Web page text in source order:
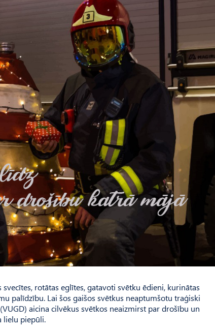
rotātas eglītes, gatavoti svētku ēdieni, kurinātas
palīdzību. Lai šos gaišos svētkus neaptumšotu traģiski
aicina cilvēkus svētkos neaizmirst par drošību un
lielu piepūli.